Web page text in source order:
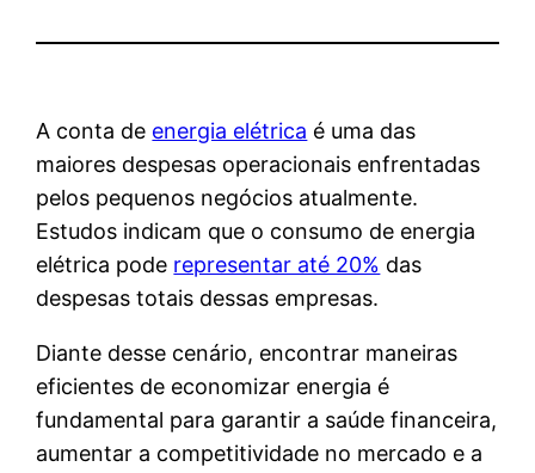
A conta de energia elétrica é uma das
maiores despesas operacionais enfrentadas
pelos pequenos negócios atualmente.
Estudos indicam que o consumo de energia
elétrica pode representar até 20% das
despesas totais dessas empresas.
Diante desse cenário, encontrar maneiras
eficientes de economizar energia é
fundamental para garantir a saúde financeira,
aumentar a competitividade no mercado e a